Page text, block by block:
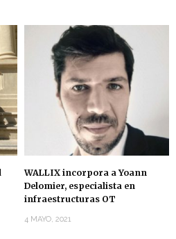
WALLIX incorpora a Yoann
Delomier, especialista en
infraestructuras OT
4 MAYO, 2021